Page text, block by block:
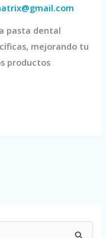
pasta dental
mejorando tu
productos